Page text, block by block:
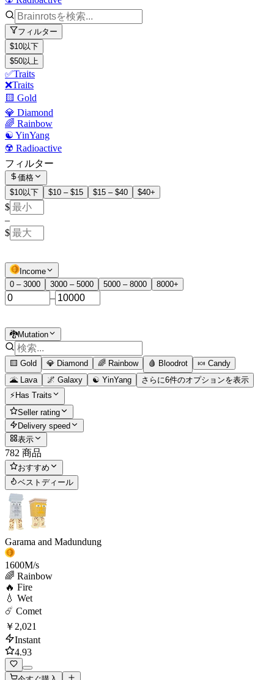
フィルター
$10以下
$50以上
✅Traits
❌Traits
🟨 Gold
💎 Diamond
🌈 Rainbow
☯️ YinYang
☢️ Radioactive
フィルター
価格
$10以下
$10 – $15 $15 – $40 $40+
$
–
$
Income
0 – 3000
3000 – 5000 5000 – 8000 8000+
–
🐉Mutation
🟨 Gold 💎 Diamond 🌈 Rainbow 🩸 Bloodrot
🍬 Candy
🌋 Lava
🌌 Galaxy ☯️ YinYang
さらに6件のオプションを表示
⚡Has Traits
Seller rating
Delivery speed
表示
782 商品
おすすめ
ベストディール
Garama and Madundung
1600M/s
🌈 Rainbow
🔥 Fire
💧 Wet
☄️ Comet
￥2,021
Instant
4.93